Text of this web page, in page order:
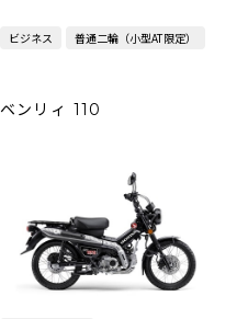
ビジネス 普通二輪（小型AT限定）
ベンリィ 110